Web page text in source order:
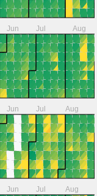
Jun Jul Aug
Jun Jul Aug
Jun Jul Aug